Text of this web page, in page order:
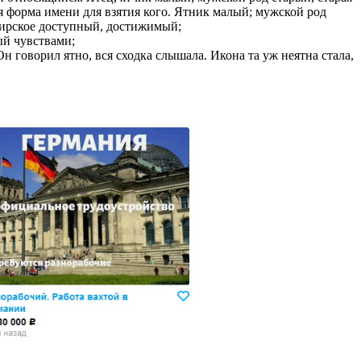
встреча
проживание.
профиле.
банка,
форма имени для взятия кого. Ятник малый; мужской род
доступный, достижимый;
чувствами;
ятно, вся сходка слышала. Икона та уж неятна стала,